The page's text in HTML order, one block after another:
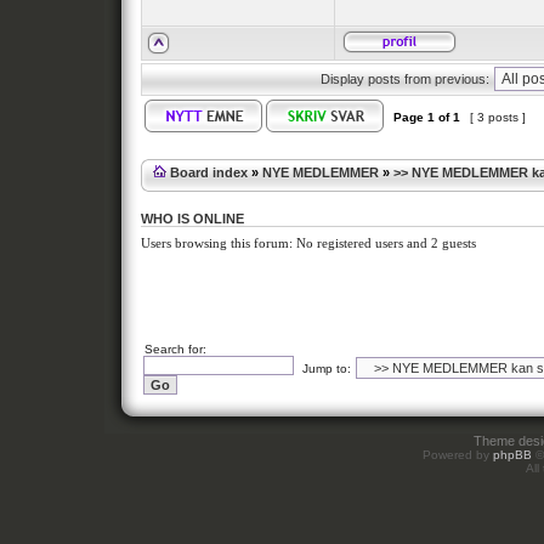
Display posts from previous:
Page 1 of1 [ 3 posts ]
Board index » NYE MEDLEMMER » >> NYE MEDLEMMER
WHO IS ONLINE
Users browsing this forum: No registered users and 2 guests
Search for:
Jump to:
Theme
Powered by phpBB
All